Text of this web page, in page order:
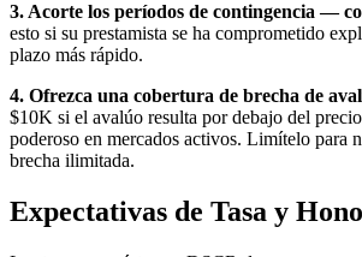
3. Acorte los períodos de contingencia —
esto si su prestamista se ha comprometido
plazo más rápido.
4. Ofrezca una cobertura de brecha de
$10K si el avalúo resulta por debajo del
poderoso en mercados activos. Limítelo para
brecha ilimitada.
Expectativas de Tasa y